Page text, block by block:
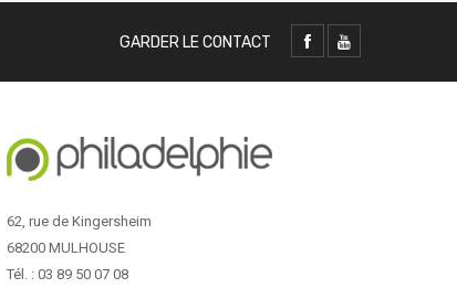
GARDER LE CONTACT
62, rue de Kingersheim
68200 MULHOUSE
Tél. : 03 89 50 07 08